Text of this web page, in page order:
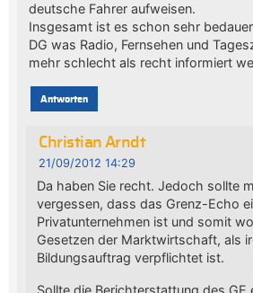
deutsche Fahrer aufweisen.
Insgesamt ist es schon sehr
DG was Radio, Fernsehen und
mehr schlecht als recht informiert
Antworten
Christian Arndt
21/09/2012 14:29
Da haben Sie recht. Jedoch sollte
vergessen, dass das Grenz-Echo
Privatunternehmen ist und somit
Gesetzen der Marktwirtschaft, als
Bildungsauftrag verpflichtet ist.